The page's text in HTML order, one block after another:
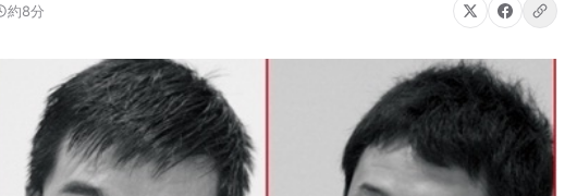
約8分